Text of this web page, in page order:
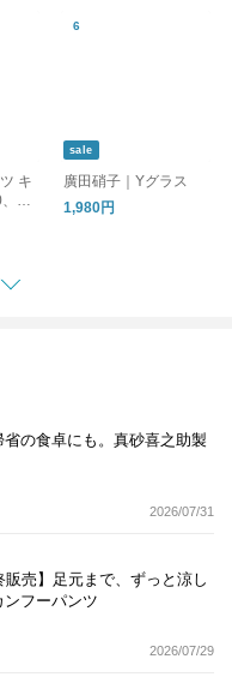
キ
11
の
ゆ
sale
廣田硝子｜Yグラス
1,980円
の食卓にも。真砂喜之助製
2026/07/31
販売】足元まで、ずっと涼し
ンフーパンツ
2026/07/29